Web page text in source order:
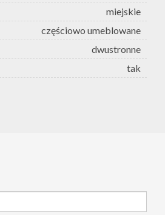
miejskie
częściowo umeblowane
dwustronne
tak